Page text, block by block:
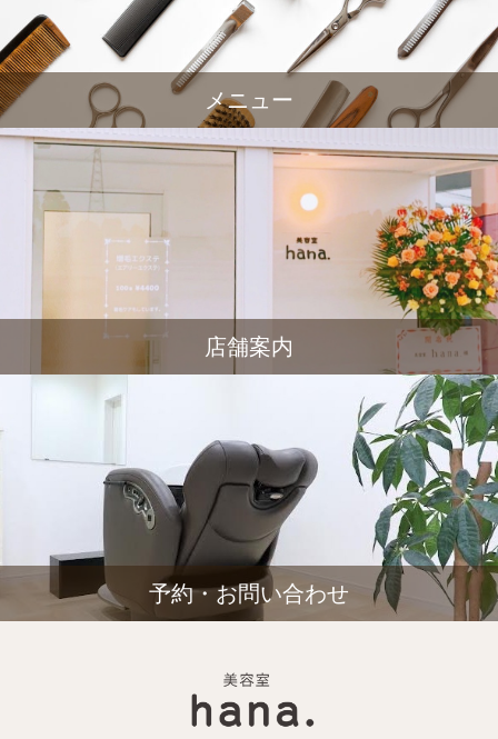
メニュー
店舗案内
予約・お問い合わせ